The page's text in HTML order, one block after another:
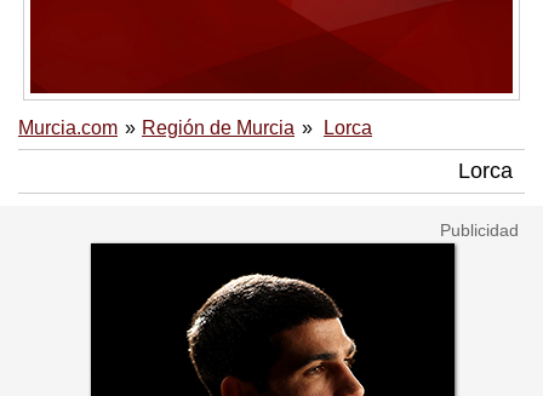
Murcia.com Región de Murcia Lorca
Lorca